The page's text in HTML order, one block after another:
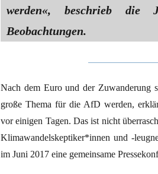
werden«, beschrieb die
Beobachtungen.
Nach dem Euro und der Zuwanderung
große Thema für die AfD werden,
vor einigen Tagen. Das ist nicht
Klimawandelskeptiker*innen und -
im Juni 2017 eine gemeinsame